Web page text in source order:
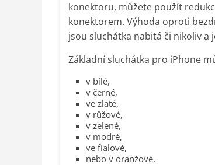
konektoru, můžete použít
konektorem. Výhoda oproti
jsou sluchátka nabitá či nikoliv a
Základní sluchátka pro iPhone
v bílé,
v černé,
ve zlaté,
v růžové,
v zelené,
v modré,
ve fialové,
nebo v oranžové.